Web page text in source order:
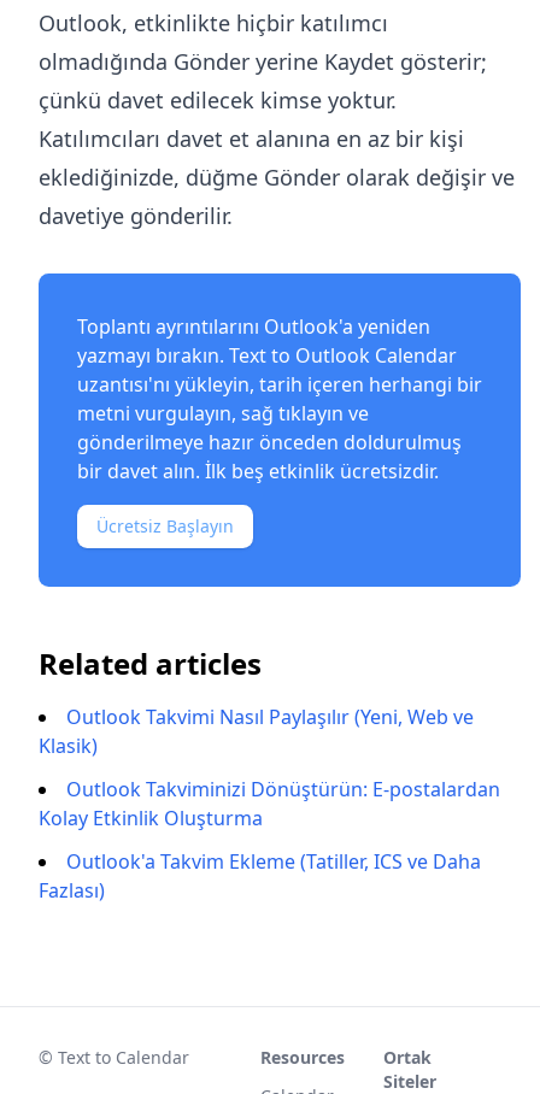
Outlook, etkinlikte hiçbir katılımcı
olmadığında Gönder yerine Kaydet gösterir;
çünkü davet edilecek kimse yoktur.
Katılımcıları davet et alanına en az bir kişi
eklediğinizde, düğme Gönder olarak değişir ve
davetiye gönderilir.
Toplantı ayrıntılarını Outlook'a yeniden
yazmayı bırakın. Text to Outlook Calendar
uzantısı'nı yükleyin, tarih içeren herhangi bir
metni vurgulayın, sağ tıklayın ve
gönderilmeye hazır önceden doldurulmuş
bir davet alın. İlk beş etkinlik ücretsizdir.
Ücretsiz Başlayın
Related articles
Outlook Takvimi Nasıl Paylaşılır (Yeni, Web ve
Klasik)
Outlook Takviminizi Dönüştürün: E-postalardan
Kolay Etkinlik Oluşturma
Outlook'a Takvim Ekleme (Tatiller, ICS ve Daha
Fazlası)
© Text to Calendar
Resources
Ortak
Siteler